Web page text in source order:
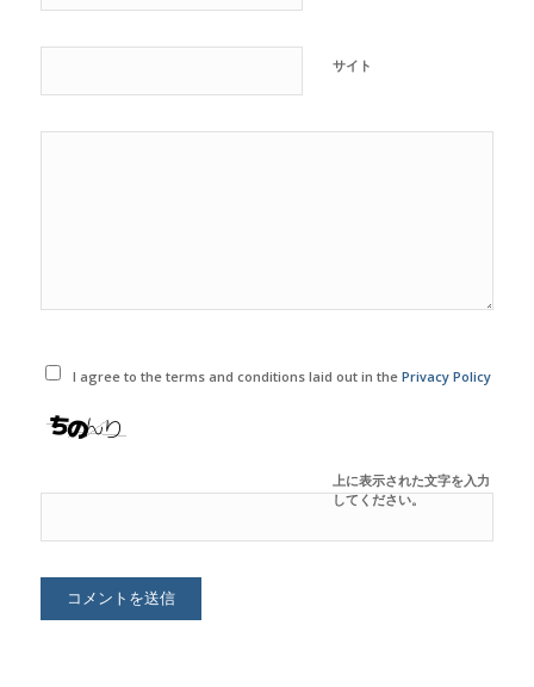
サイト
I agree to the terms and conditions laid out in thePrivacy Policy
上に表示された文字を入力
してください。